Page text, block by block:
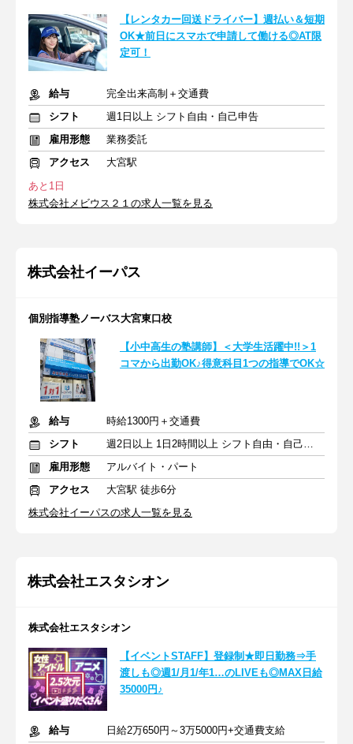
【レンタカー回送ドライバー】週払い＆短期
OK★前日にスマホで申請して働ける◎AT限
定可！
給与
完全出来高制＋交通費
シフト
週1日以上 シフト自由・自己申告
雇用形態
業務委託
アクセス
大宮駅
あと1日
株式会社メビウス２１の求人一覧を見る
株式会社イーパス
個別指導塾ノーバス大宮東口校
【小中高生の塾講師】＜大学生活躍中!!＞1
コマから出勤OK♪得意科目1つの指導でOK☆
給与
時給1300円＋交通費
シフト
週2日以上 1日2時間以上 シフト自由・自己申告
雇用形態
アルバイト・パート
アクセス
大宮駅 徒歩6分
株式会社イーパスの求人一覧を見る
株式会社エスタシオン
株式会社エスタシオン
【イベントSTAFF】登録制★即日勤務⇒手
渡しも◎週1/月1/年1…のLIVEも◎MAX日給
35000円♪
給与 日給2万650円～3万5000円+交通費支給